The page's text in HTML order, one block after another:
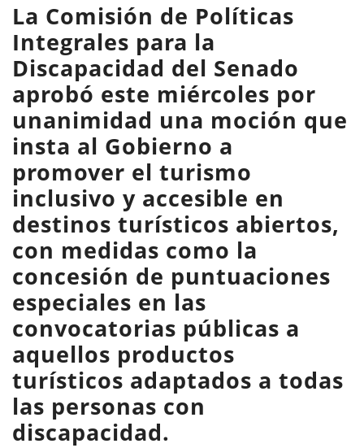
La Comisión de Políticas
Integrales para la
Discapacidad del Senado
aprobó este miércoles por
unanimidad una moción que
insta al Gobierno a
promover el turismo
inclusivo y accesible en
destinos turísticos abiertos,
con medidas como la
concesión de puntuaciones
especiales en las
convocatorias públicas a
aquellos productos
turísticos adaptados a todas
las personas con
discapacidad.